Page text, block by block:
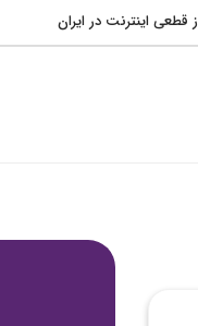
قطعی اینترنت در ایران